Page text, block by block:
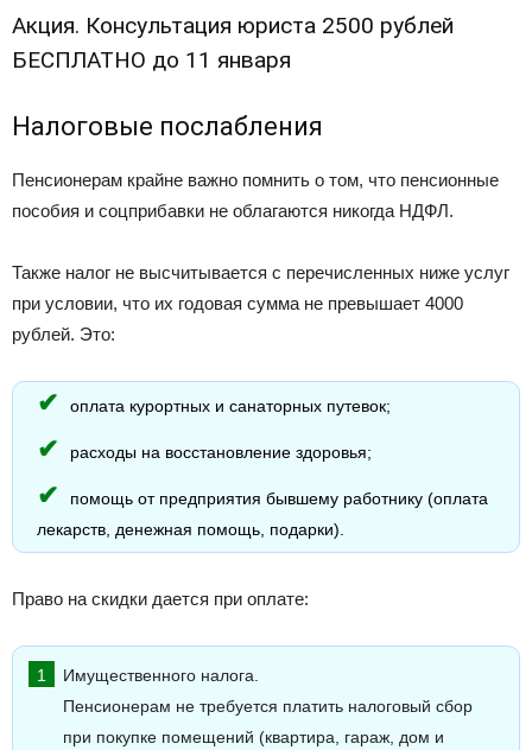
Акция. Консультация юриста 2500 рублей
БЕСПЛАТНО до 11 января
Налоговые послабления
Пенсионерам крайне важно помнить о том, что пенсионные
пособия и соцприбавки не облагаются никогда НДФЛ.
Также налог не высчитывается с перечисленных ниже услуг
при условии, что их годовая сумма не превышает 4000
рублей. Это:
оплата курортных и санаторных путевок;
расходы на восстановление здоровья;
помощь от предприятия бывшему работнику (оплата
лекарств, денежная помощь, подарки).
Право на скидки дается при оплате:
Имущественного налога.
Пенсионерам не требуется платить налоговый сбор
при покупке помещений (квартира, гараж, дом и